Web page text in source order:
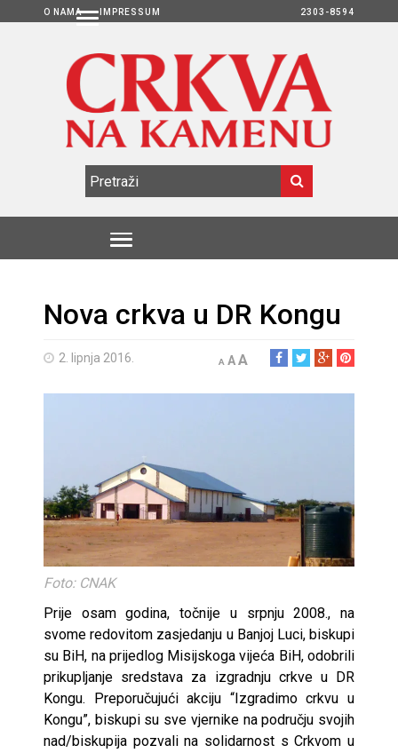
O NAMA IMPRESSUM 2303-8594
Nova crkva u DR Kongu
2. lipnja 2016. A AA
Foto: CNAK
Prije osam godina, točnije u srpnju 2008., na
svome redovitom zasjedanju u Banjoj Luci, biskupi
su BiH, na prijedlog Misijskoga vijeća BiH, odobrili
prikupljanje sredstava za izgradnju crkve u DR
Kongu. Preporučujući akciju “Izgradimo crkvu u
Kongu”, biskupi su sve vjernike na području svojih
nad/biskupija pozvali na solidarnost s Crkvom u